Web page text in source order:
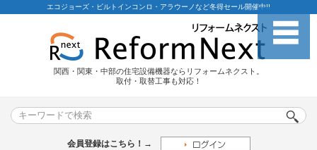
エコジョーズ・ビルトインコンロ・アラウーノなど冬得セール開催中!!
関西・関東・中部の住宅設備機器ならリフォームネクスト。
取付・取替工事も対応！
会員登録はこちら！→